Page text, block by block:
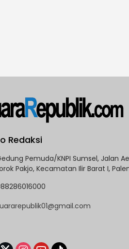
Redaksi
Pemuda/KNPI Sumsel, Jalan
Pakjo, Kecamatan Ilir Barat I,